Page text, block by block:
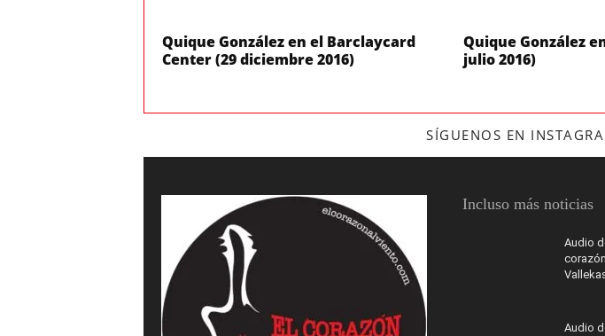
Quique González en el Barclaycard
Center (29 diciembre 2016)
Quique González
julio 2016)
SÍGUENOS EN
Incluso más noticias
Audio
Audio